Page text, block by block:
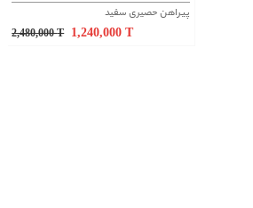
پیراهن حصیری سفید
2,480,000 T 1,240,000